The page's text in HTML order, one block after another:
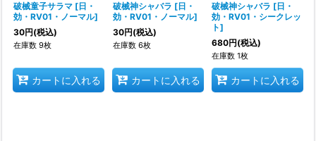
破械童子サラマ [日・
効・RV01・ノーマル]
30円(税込)
在庫数 9枚
カートに入れる
破械神シャバラ [日・
効・RV01・ノーマル]
30円(税込)
在庫数 6枚
カートに入れる
破械神シャバラ [日・
効・RV01・シークレッ
ト]
680円(税込)
在庫数 1枚
カートに入れる